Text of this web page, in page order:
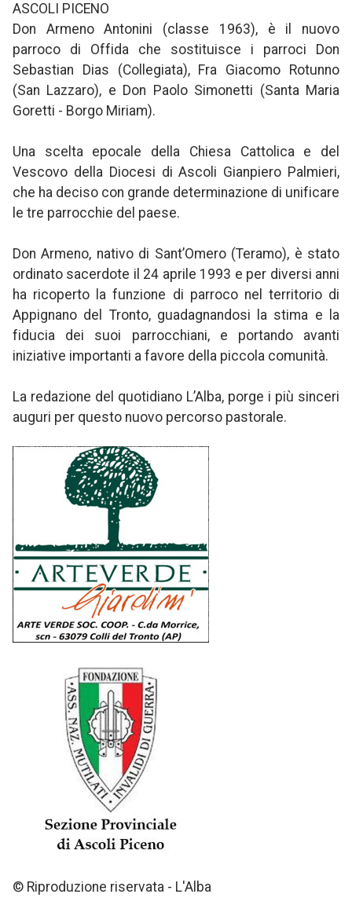
ASCOLI PICENO
Don Armeno Antonini (classe 1963), è il nuovo
parroco di Offida che sostituisce i parroci Don
Sebastian Dias (Collegiata), Fra Giacomo Rotunno
(San Lazzaro), e Don Paolo Simonetti (Santa Maria
Goretti - Borgo Miriam).
Una scelta epocale della Chiesa Cattolica e del
Vescovo della Diocesi di Ascoli Gianpiero Palmieri,
che ha deciso con grande determinazione di unificare
le tre parrocchie del paese.
Don Armeno, nativo di Sant’Omero (Teramo), è stato
ordinato sacerdote il 24 aprile 1993 e per diversi anni
ha ricoperto la funzione di parroco nel territorio di
Appignano del Tronto, guadagnandosi la stima e la
fiducia dei suoi parrocchiani, e portando avanti
iniziative importanti a favore della piccola comunità.
La redazione del quotidiano L’Alba, porge i più sinceri
auguri per questo nuovo percorso pastorale.
© Riproduzione riservata - L'Alba